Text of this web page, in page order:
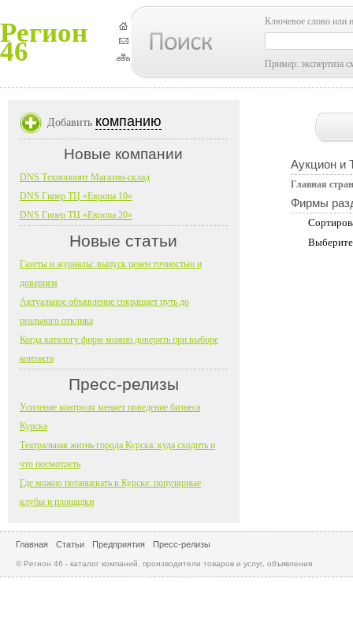
Регион
46
Ключевое слово или
Пример: экспертиза
Аукцион и
Главная
Фирмы
Добавить компанию
Новые компании
DNS Технопоинт Магазин-склад
DNS Гипер ТЦ «Европа 10»
DNS Гипер ТЦ «Европа 20»
Новые статьи
Газеты и журналы: выпуск ценен точностью и
доверием
Актуальное объявление сокращает путь до
реального отклика
Когда каталогу фирм можно доверять при выборе
контакта
Пресс-релизы
Усиление контроля меняет поведение бизнеса
Курска
Театральная жизнь города Курска: куда сходить и
что посмотреть
Где можно потанцевать в Курске: популярные
клубы и площадки
Главная Статьи Предприятия Пресс-релизы
© Регион 46 - каталог компаний, производители товаров и услуг, объявления